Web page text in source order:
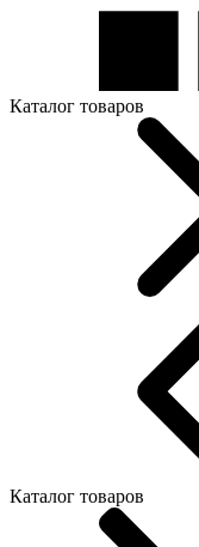
Каталог товаров
Каталог товаров